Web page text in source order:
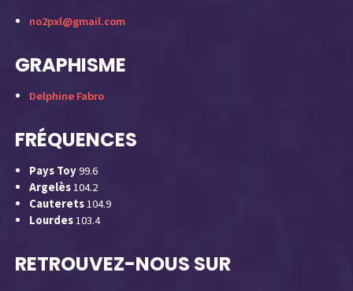
no2pxl@gmail.com
GRAPHISME
Delphine Fabro
FRÉQUENCES
Pays Toy99.6
Argelès104.2
Cauterets104.9
Lourdes103.4
RETROUVEZ-NOUS SUR